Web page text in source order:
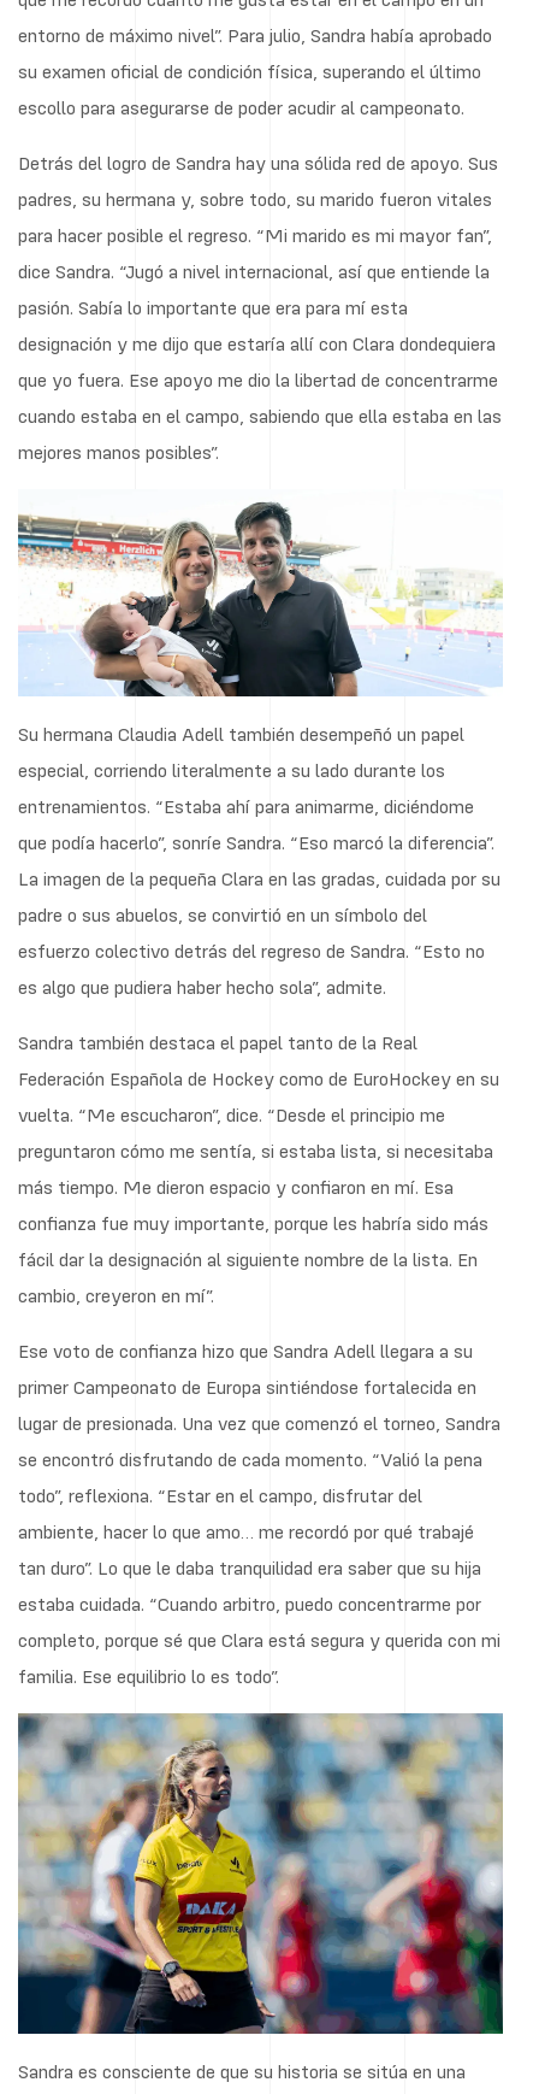
entorno de máximo nivel”. Para julio, Sandra había aprobado
su examen oficial de condición física, superando el último
escollo para asegurarse de poder acudir al campeonato.
Detrás del logro de Sandra hay una sólida red de apoyo. Sus
padres, su hermana y, sobre todo, su marido fueron vitales
para hacer posible el regreso. “Mi marido es mi mayor fan”,
dice Sandra. “Jugó a nivel internacional, así que entiende la
pasión. Sabía lo importante que era para mí esta
designación y me dijo que estaría allí con Clara dondequiera
que yo fuera. Ese apoyo me dio la libertad de concentrarme
cuando estaba en el campo, sabiendo que ella estaba en las
mejores manos posibles”.
Su hermana Claudia Adell también desempeñó un papel
especial, corriendo literalmente a su lado durante los
entrenamientos. “Estaba ahí para animarme, diciéndome
que podía hacerlo”, sonríe Sandra. “Eso marcó la diferencia”.
La imagen de la pequeña Clara en las gradas, cuidada por su
padre o sus abuelos, se convirtió en un símbolo del
esfuerzo colectivo detrás del regreso de Sandra. “Esto no
es algo que pudiera haber hecho sola”, admite.
Sandra también destaca el papel tanto de la Real
Federación Española de Hockey como de EuroHockey en su
vuelta. “Me escucharon”, dice. “Desde el principio me
preguntaron cómo me sentía, si estaba lista, si necesitaba
más tiempo. Me dieron espacio y confiaron en mí. Esa
confianza fue muy importante, porque les habría sido más
fácil dar la designación al siguiente nombre de la lista. En
cambio, creyeron en mí”.
Ese voto de confianza hizo que Sandra Adell llegara a su
primer Campeonato de Europa sintiéndose fortalecida en
lugar de presionada. Una vez que comenzó el torneo, Sandra
se encontró disfrutando de cada momento. “Valió la pena
todo”, reflexiona. “Estar en el campo, disfrutar del
ambiente, hacer lo que amo… me recordó por qué trabajé
tan duro”. Lo que le daba tranquilidad era saber que su hija
estaba cuidada. “Cuando arbitro, puedo concentrarme por
completo, porque sé que Clara está segura y querida con mi
familia. Ese equilibrio lo es todo”.
Sandra es consciente de que su historia se sitúa en una